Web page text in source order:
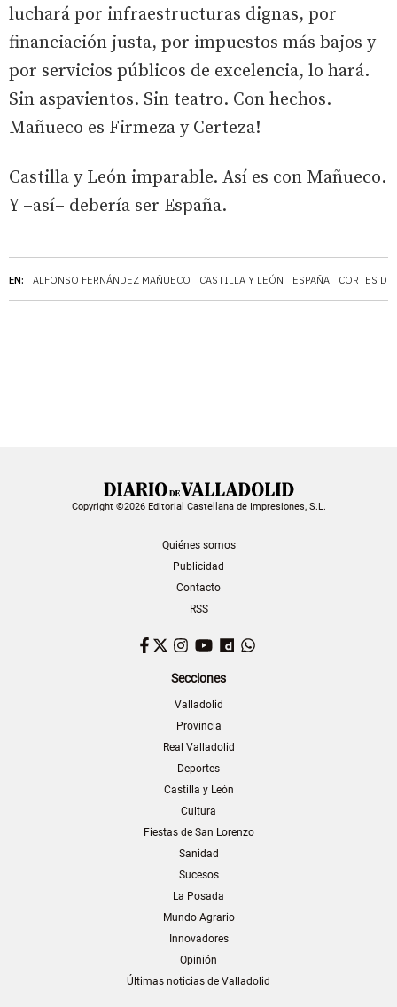
EN: ALFONSO FERNÁNDEZ MAÑUECO CASTILLA Y LEÓN ESPAÑA CORTES
luchará por infraestructuras dignas, por
financiación justa, por impuestos más bajos y
por servicios públicos de excelencia, lo hará.
Sin aspavientos. Sin teatro. Con hechos.
Mañueco es Firmeza y Certeza!
Castilla y León imparable. Así es con Mañueco.
Y –así– debería ser España.
Copyright ©2026 Editorial Castellana de Impresiones, S.L.
Quiénes somos
Publicidad
Contacto
RSS
Facebook
TwitterInstagram
YouTubeDailymotion
Secciones
Valladolid
Provincia
Real Valladolid
Deportes
Castilla y León
Cultura
Fiestas de San Lorenzo
Sanidad
Sucesos
La Posada
Mundo Agrario
Innovadores
Opinión
Últimas noticias de Valladolid